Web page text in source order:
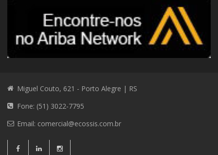
Miguel Couto, 621 - Porto Alegre | RS
Fone: (51) 3022-7795
Email: comercial@ecossis.com.br